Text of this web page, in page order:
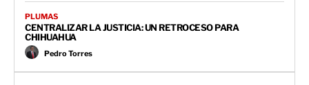
PLUMAS
CENTRALIZAR LA JUSTICIA: UN RETROCESO PARA
CHIHUAHUA
Pedro Torres